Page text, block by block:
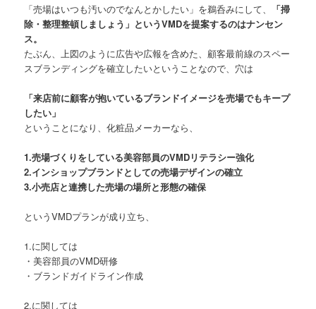
「売場はいつも汚いのでなんとかしたい」を鵜呑みにして、
「掃
除・整理整頓しましょう」というVMDを提案するのはナンセン
ス。
たぶん、上図のように広告や広報を含めた、顧客最前線のスペー
スブランディングを確立したいということなので、穴は
「来店前に顧客が抱いているブランドイメージを売場でもキープ
したい」
ということになり、化粧品メーカーなら、
1.売場づくりをしている美容部員のVMDリテラシー強化
2.インショップブランドとしての売場デザインの確立
3.小売店と連携した売場の場所と形態の確保
というVMDプランが成り立ち、
1.に関しては
・美容部員のVMD研修
・ブランドガイドライン作成
2.に関しては